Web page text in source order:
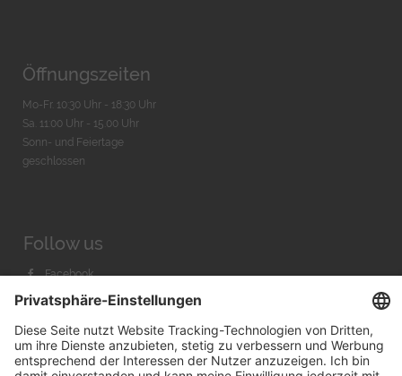
Öffnungszeiten
Mo-Fr. 10:30 Uhr - 18:30 Uhr
Sa. 11:00 Uhr - 15.00 Uhr
Sonn- und Feiertage
geschlossen
Follow us
Facebook
Instagram
Youtube